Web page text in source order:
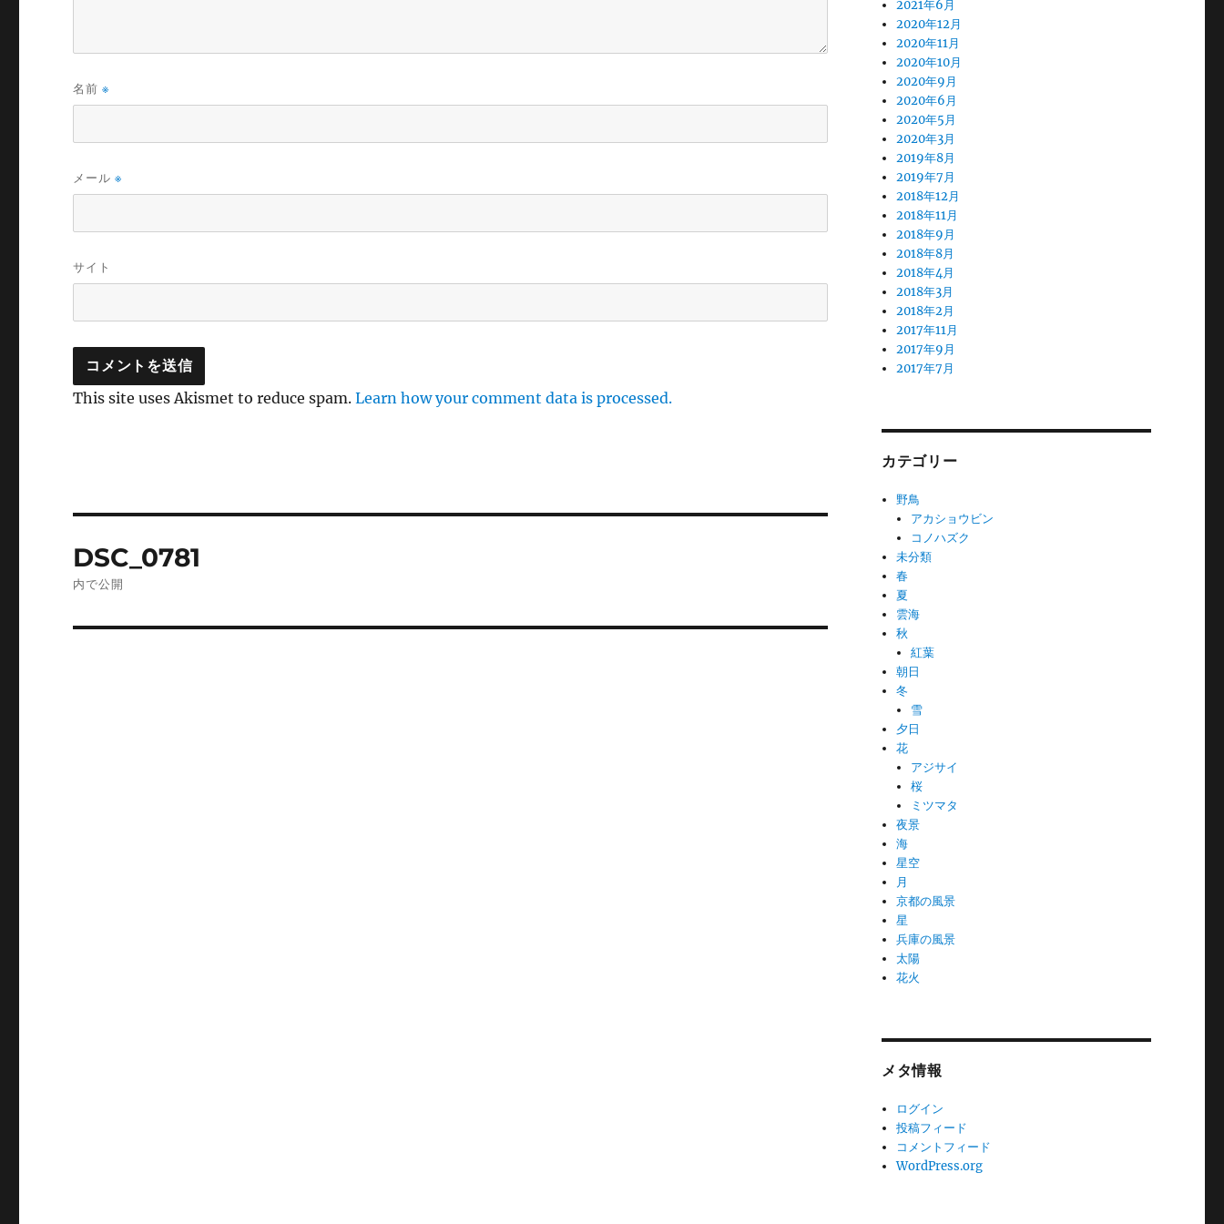
名前※
メール※
サイト
This site uses Akismet to reduce spam.Learn how your comment data is processed.
稿
DSC_0781
内で公開
2021年6月
2020年12月
2020年11月
2020年10月
2020年9月
2020年6月
2020年5月
2020年3月
2019年8月
2019年7月
2018年12月
2018年11月
2018年9月
2018年8月
2018年4月
2018年3月
2018年2月
2017年11月
2017年9月
2017年7月
カテゴリー
野鳥
アカショウビン
コノハズク
未分類
春
夏
雲海
秋
紅葉
朝日
冬
雪
夕日
花
アジサイ
桜
ミツマタ
夜景
海
星空
月
京都の風景
星
兵庫の風景
太陽
花火
メタ情報
ログイン
投稿フィード
コメントフィード
WordPress.org